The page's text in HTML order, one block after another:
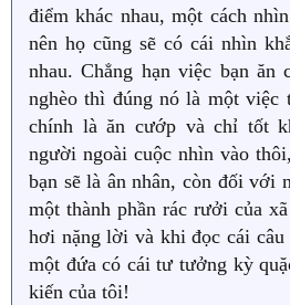
điểm khác nhau, một cách
nên họ cũng sẽ có cái nhìn
nhau. Chẳng hạn việc bạn ăn
nghèo thì đúng nó là một việc
chính là ăn cướp và chỉ tốt
người ngoài cuộc nhìn vào
bạn sẽ là ân nhân, còn đối với
một thành phần rác rưởi của
hơi nặng lời và khi đọc cái
một đứa có cái tư tưởng kỳ
kiến của tôi!